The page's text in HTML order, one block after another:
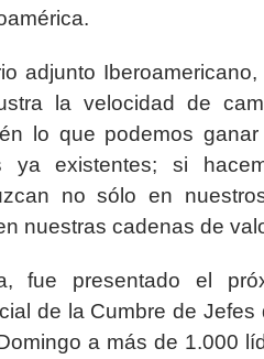
adjunto
la velocidad de
lo que podemos
ya existentes; si
no sólo en
nuestras cadenas de
fue presentado el
de la Cumbre de
a más de 1.000